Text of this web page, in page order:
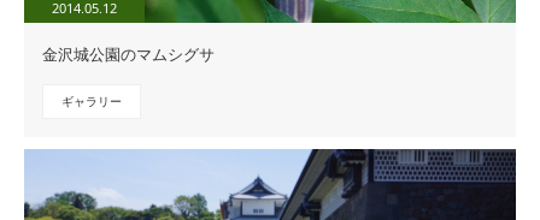
2014.05.12
金沢城公園のマムシグサ
ギャラリー